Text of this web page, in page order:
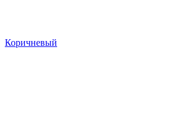
Коричневый